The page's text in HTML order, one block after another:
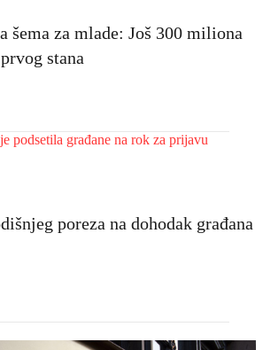
šema za mlade: Još 300 miliona
stana
poreza na dohodak građana